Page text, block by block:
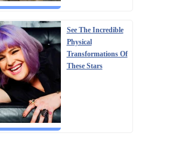
See The Incredible
Physical
Transformations Of
These Stars